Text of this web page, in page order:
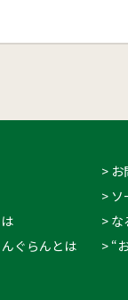
ぐらんとは
> お
>
>
> “